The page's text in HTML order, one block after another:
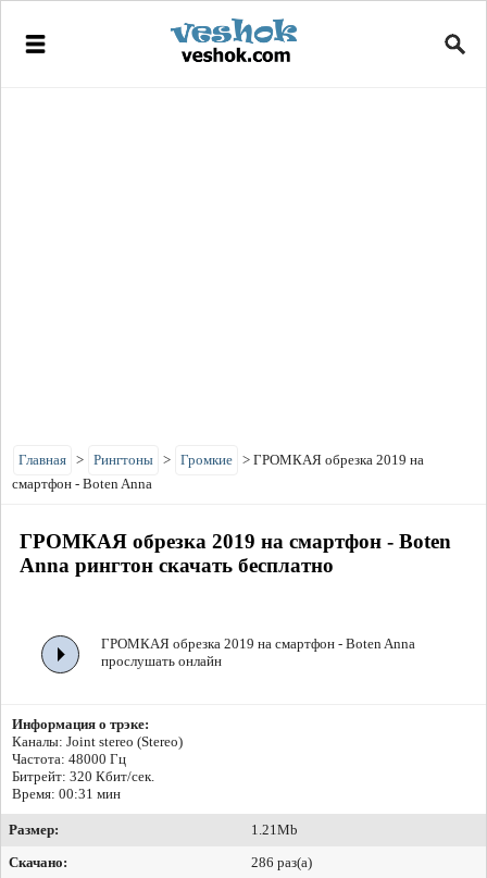
Главная > Рингтоны > Громкие > ГРОМКАЯ обрезка 2019 на
смартфон - Boten Anna
ГРОМКАЯ обрезка 2019 на смартфон - Boten
Anna рингтон скачать бесплатно
ГРОМКАЯ обрезка 2019 на смартфон - Boten Anna
прослушать онлайн
Информация о трэке:
Каналы: Joint stereo (Stereo)
Частота: 48000 Гц
Битрейт: 320 Кбит/сек.
Время: 00:31 мин
Размер:
1.21Mb
Скачано:
286 раз(а)